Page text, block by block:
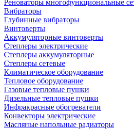
Реноваторы многофункциональные
Вибраторы
Глубинные вибраторы
Винтоверты
Аккумуляторные винтоверты
Степлеры электрические
Степлеры аккумуляторные
Степлеры сетевые
Климатическое оборудование
Тепловое оборудование
Газовые тепловые пушки
Дизельные тепловые пушки
Инфракрасные обогреватели
Конвекторы электрические
Масляные напольные радиаторы